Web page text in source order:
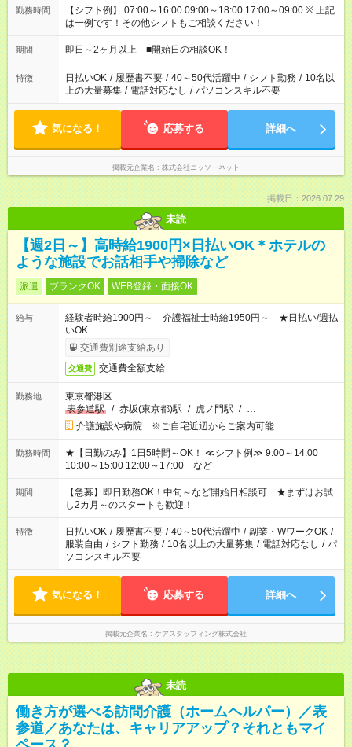
勤務時間
【シフト例】 07:00～16:00 09:00～18:00 17:00～09:00 ※ 上記
は一例です！その他シフトもご相談ください！
期間 即日～2ヶ月以上 ■開始日の相談OK！
特徴 日払いOK / 履歴書不要 / 40～50代活躍中 / シフト勤務 / 10名以
上の大量募集 / 電話対応なし / パソコンスキル不要
気になる！ 応募する 詳細へ
掲載元企業名 株式会社ニッソーネット
掲載日：2026.07.29
未読
【週2日～】高時給1900円×日払いOK＊ホテルの
ような施設でお話相手や掃除など
派遣 ブランクOK WEB登録・面接OK
給与
経験者時給1900円～ 介護福祉士時給1950円～ ★日払い/週払
いOK
交通費別途支給あり
交通費 交通費全額支給
勤務地
東京都港区
表参道駅
/ 赤坂(東京都)駅 / 虎ノ門駅 / …
介護施設や病院 ※ご自宅近辺からご案内可能
勤務時間
★【日勤のみ】1日5時間～OK！ ≪シフト例≫ 9:00～14:00
10:00～15:00 12:00～17:00 など
期間
【急募】即日勤務OK！中旬～など開始日相談可 ★まずはお試
し2カ月～のスタートも歓迎！
特徴 日払いOK / 履歴書不要 / 40～50代活躍中 / 副業・WワークOK /
服装自由 / シフト勤務 / 10名以上の大量募集 / 電話対応なし / パ
ソコンスキル不要
気になる！ 応募する 詳細へ
掲載元企業名 ケアスタッフィング株式会社
未読
働き方が選べる訪問介護（ホームヘルパー）／表
参道／あなたは、キャリアアップ？それともマイ